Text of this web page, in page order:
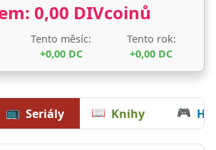
0,00 DIVcoinů
Tento měsíc:
+0,00 DC
Tento rok:
+0,00 DC
📺 Seriály 📖 Knihy 🎮 Hry